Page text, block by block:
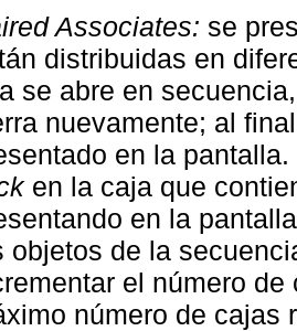
Associates: se
distribuidas en
se abre en
nuevamente; al
en la
en la caja que
en la
objetos de la
el número
número de cajas